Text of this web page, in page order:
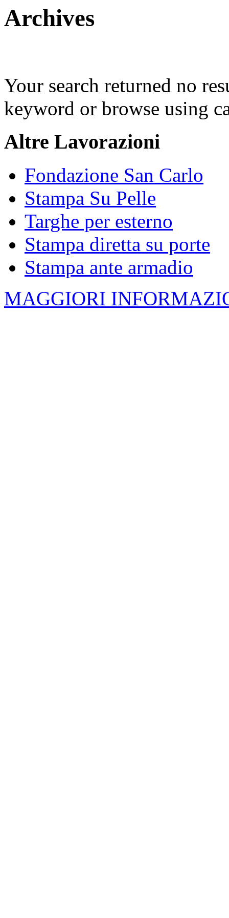
Archives
Your search returned no
keyword or browse using
Altre Lavorazioni
Fondazione San Carlo
Stampa Su Pelle
Targhe per esterno
Stampa diretta su porte
Stampa ante armadio
MAGGIORI